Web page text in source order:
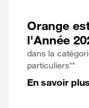
Orange
l'Année
dans la
particuliers**
En savoir plus